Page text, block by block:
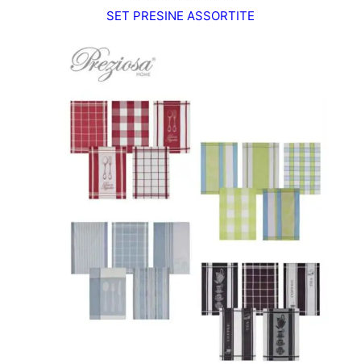
SET PRESINE ASSORTITE